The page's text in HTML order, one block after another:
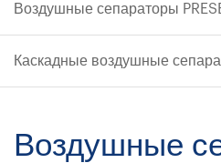
Воздушные сепараторы
Каскадные воздушные
Воздушные